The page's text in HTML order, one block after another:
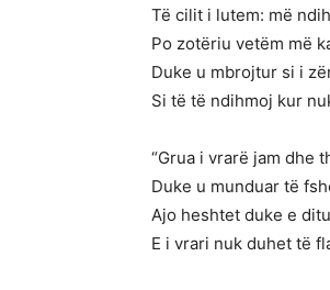
Të cilit i lutem: më
Po zotëriu vetëm më
Duke u mbrojtur si i
Si të të ndihmoj kur
“Grua i vrarë jam dhe
Duke u munduar të
Ajo heshtet duke e
E i vrari nuk duhet të